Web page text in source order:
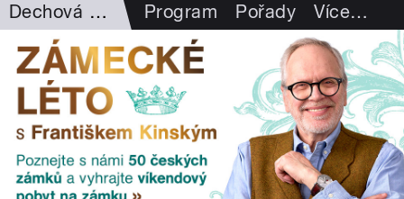
Dechová hudba Program Pořady Více…